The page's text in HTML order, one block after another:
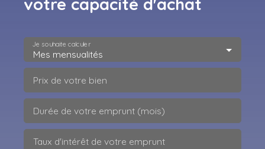
Mes mensualités
Je souhaite calculer
Prix de votre bien
Durée de votre emprunt (mois)
Taux d'intérêt de votre emprunt